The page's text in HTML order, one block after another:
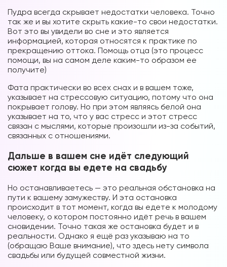
Пудра всегда скрывает недостатки человека. Точно
так же и вы хотите скрыть какие-то свои недостатки.
Вот это вы увидели во сне и это является
информацией, которая относятся к практике по
прекращению оттока. Помощь отца (это процесс
помощи, вы на самом деле каким-то образом ее
получите)
Фата практически во всех снах и в вашем тоже,
указывает на стрессовую ситуацию, потому что она
покрывает голову. Но при этом являясь белой она
указывает на то, что у вас стресс и этот стресс
связан с мыслями, которые произошли из-за событий,
связанных с отношениями.
Дальше в вашем сне идёт следующий
сюжет когда вы едете на свадьбу
Но останавливаетесь — это реальная обстановка на
пути к вашему замужеству. И эта остановка
происходит в тот момент, когда вы едете к молодому
человеку, о котором постоянно идёт речь в вашем
сновидении. Точно такая же остановка будет и в
реальности. Однако я ещё раз указываю на то
(обращаю Ваше внимание), что здесь нету символа
свадьбы или будущей совместной жизни.